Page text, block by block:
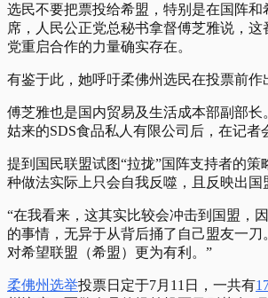
选民不要把票投给希盟，特别是在国阵和
席，人民公正党总秘书拿督傅芝雅说，
党重启合作的力量确实存在。
有鉴于此，她呼吁柔佛州选民在投票前作
傅芝雅也是国内贸易及生活成本部副部长
姑来的SDS食品私人有限公司后，在记者
提到国民联盟试图“拉拢”国阵支持者的策
种做法实际上只会自我反噬，且反映出国
“在我看来，这其实比较会冲击到国盟，
的事情，无异于从背后捅了自己盟友一
对希望联盟（希盟）更为有利。”
柔佛州选举投票日定于7月11日，一共有